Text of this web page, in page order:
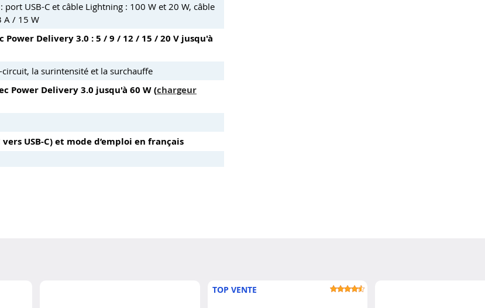
USB-C et câble Lightning : 100 W et 20 W, câble
A / 15 W
Delivery 3.0 : 5 / 9 / 12 / 15 / 20 V jusqu'à
la surintensité et la surchauffe
Power Delivery 3.0 jusqu'à 60 W (chargeur
USB-C) et mode d’emploi en français
TOP VENTE